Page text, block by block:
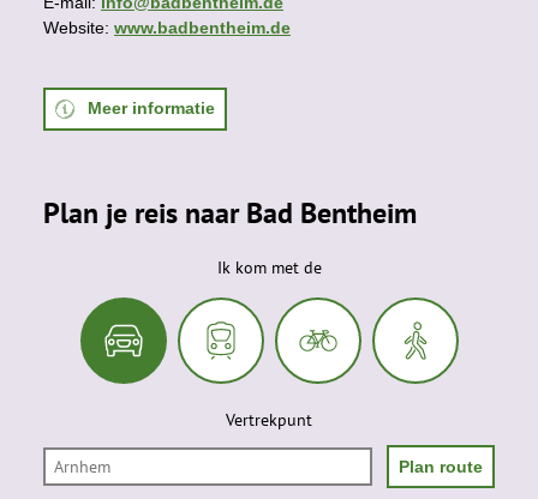
Website: www.badbentheim.de
Meer informatie
Plan je reis naar Bad Bentheim
Ik kom met de
Vertrekpunt
Plan route